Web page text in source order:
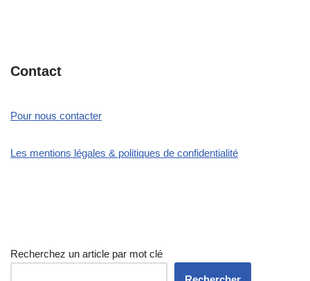
Contact
Pour nous contacter
Les mentions légales & politiques de confidentialité
Recherchez un article par mot clé